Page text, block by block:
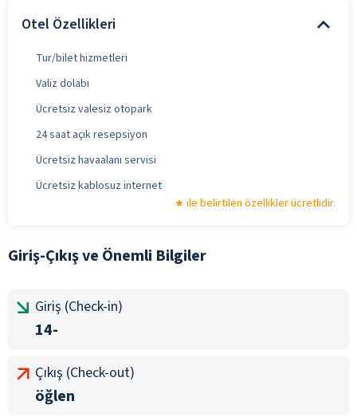
Otel Özellikleri
Tur/bilet hizmetleri
Valiz dolabı
Ücretsiz valesiz otopark
24 saat açık resepsiyon
Ücretsiz havaalanı servisi
Ücretsiz kablosuz internet
ile belirtilen özellikler ücretlidir.
Giriş-Çıkış ve Önemli Bilgiler
Giriş (Check-in)
14-
Çıkış (Check-out)
öğlen